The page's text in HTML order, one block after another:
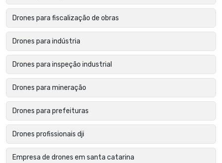
Drones para fiscalização de obras
Drones para indústria
Drones para inspeção industrial
Drones para mineração
Drones para prefeituras
Drones profissionais dji
Empresa de drones em santa catarina